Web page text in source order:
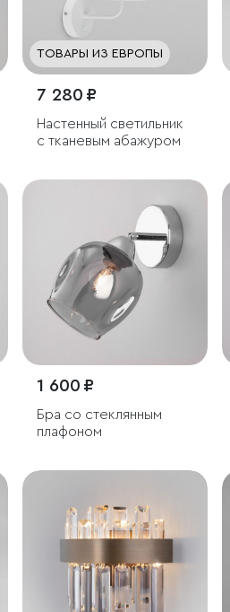
ТОВАРЫ ИЗ ЕВРОПЫ
7 280 ₽
Настенный светильник
с тканевым абажуром
1 600 ₽
Бра со стеклянным
плафоном